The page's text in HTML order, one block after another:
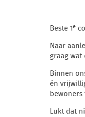
Beste 1e
Naar
graag wat
Binnen
én
Lukt dat